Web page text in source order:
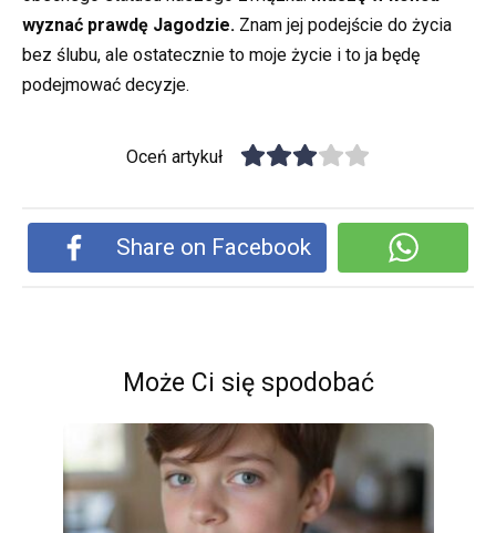
wyznać prawdę Jagodzie. Znam jej podejście do życia
bez ślubu, ale ostatecznie to moje życie i to ja będę
podejmować decyzje.
Oceń artykuł
Share on Facebook
Może Ci się spodobać